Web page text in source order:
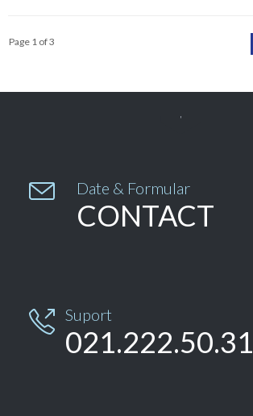
Page 1 of 3
 Date & Formular
CONTACT
 Suport
021.222.50.31